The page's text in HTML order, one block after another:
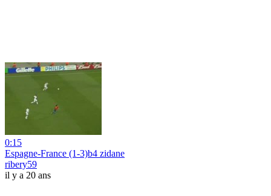
0:15
Espagne-France (1-3)b4 zidane
ribery59
il y a 20 ans